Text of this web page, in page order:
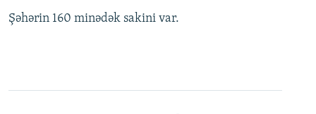
Şəhərin 160 minədək sakini var.